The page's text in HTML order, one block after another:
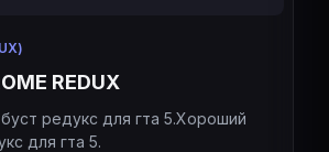
REDUX
редукс для гта 5.Хороший
для гта 5.